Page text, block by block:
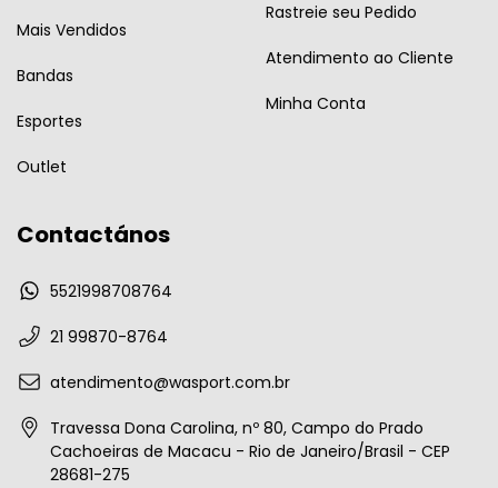
Mais Vendidos
Bandas
Esportes
Outlet
Rastreie seu Pedido
Atendimento ao Cliente
Minha Conta
Contactános
5521998708764
21 99870-8764
atendimento@wasport.com.br
Travessa Dona Carolina, nº 80, Campo do Prado
Cachoeiras de Macacu - Rio de Janeiro/Brasil - CEP
28681-275